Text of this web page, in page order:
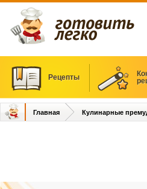
Рецепты
Главная Кулинарные